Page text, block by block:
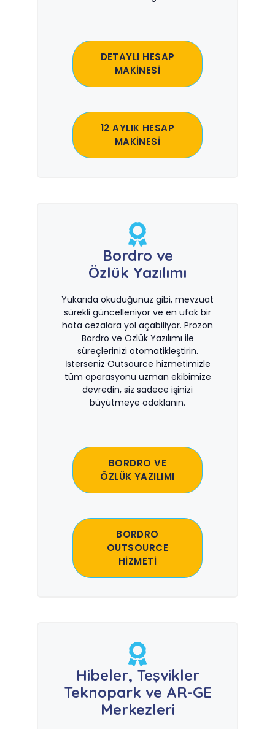
DETAYLI HESAP
MAKİNESİ
12 AYLIK HESAP
MAKİNESİ
Bordro ve
Özlük Yazılımı
Yukarıda okuduğunuz gibi, mevzuat
sürekli güncelleniyor ve en ufak bir
hata cezalara yol açabiliyor. Prozon
Bordro ve Özlük Yazılımı ile
süreçlerinizi otomatikleştirin.
İsterseniz Outsource hizmetimizle
tüm operasyonu uzman ekibimize
devredin, siz sadece işinizi
büyütmeye odaklanın.
BORDRO VE
ÖZLÜK YAZILIMI
BORDRO
OUTSOURCE
HİZMETİ
Hibeler, Teşvikler
Teknopark ve AR-GE
Merkezleri